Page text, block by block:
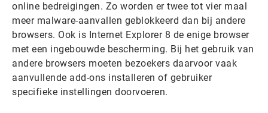
online bedreigingen. Zo worden er twee tot vier maal
meer malware-aanvallen geblokkeerd dan bij andere
browsers. Ook is Internet Explorer 8 de enige browser
met een ingebouwde bescherming. Bij het gebruik van
andere browsers moeten bezoekers daarvoor vaak
aanvullende add-ons installeren of gebruiker
specifieke instellingen doorvoeren.